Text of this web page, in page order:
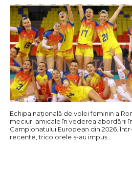
Echipa națională de volei feminin a
meciuri amicale în vederea abordării
Campionatului European din 2026.
recente, tricolorele s-au impus…